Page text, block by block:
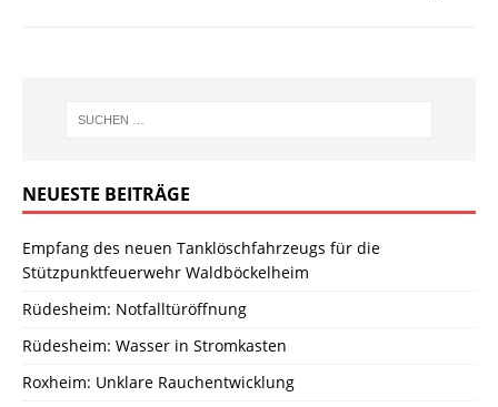
NEUESTE BEITRÄGE
Empfang des neuen Tanklöschfahrzeugs für die
Stützpunktfeuerwehr Waldböckelheim
Rüdesheim: Notfalltüröffnung
Rüdesheim: Wasser in Stromkasten
Roxheim: Unklare Rauchentwicklung